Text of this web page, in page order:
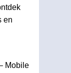
en
Mobile